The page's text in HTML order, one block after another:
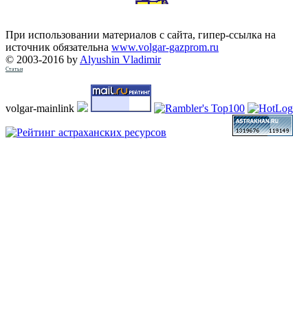
При использовании материалов с сайта, гипер-ссылка на
источник обязательна www.volgar-gazprom.ru
© 2003-2016 by Alyushin Vladimir
Статьи
volgar-mainlink